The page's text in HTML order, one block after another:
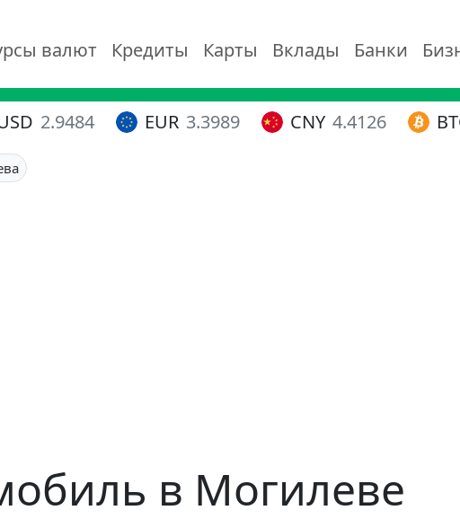
валют Кредиты Карты Вклады Банки
2.9484 EUR 3.3989 CNY 4.4126
в Могилеве